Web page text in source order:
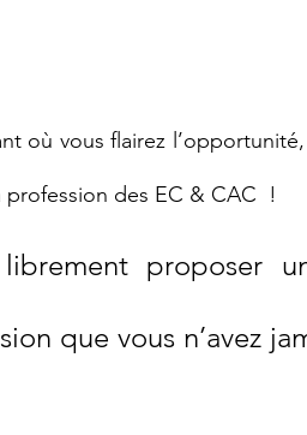
où vous flairez
des EC & CAC  !
proposer
que vous n’avez